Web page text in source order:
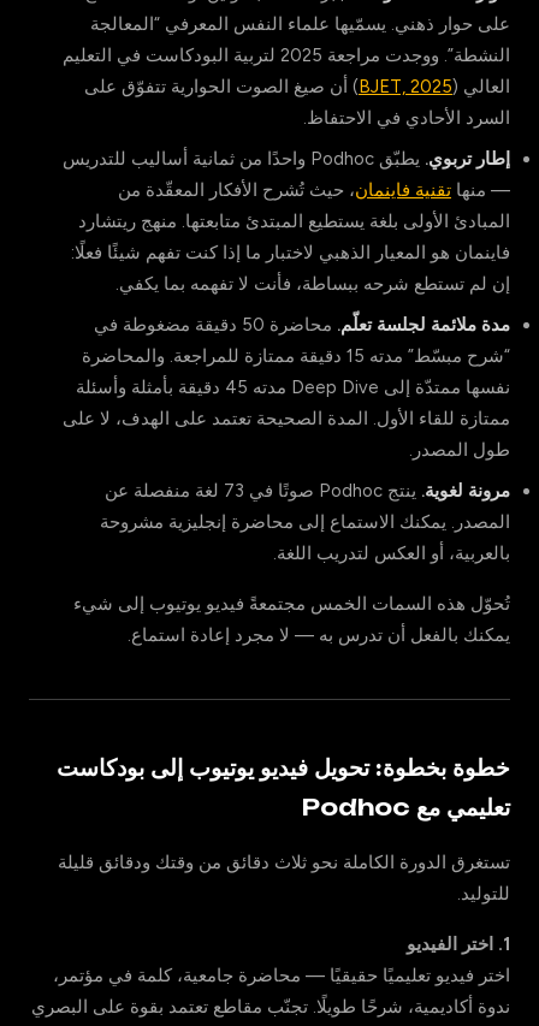
على حوار ذهني. يسمّيها علماء النفس المعرفي “المعالجة
النشطة”. ووجدت مراجعة 2025 لتربية البودكاست في التعليم
العالي (BJET, 2025) أن صيغ الصوت الحوارية تتفوّق على
السرد الأحادي في الاحتفاظ.
إطار تربوي.
يطبّق Podhoc واحدًا من ثمانية أساليب للتدريس
— منها تقنية فاينمان، حيث تُشرح الأفكار المعقّدة من
المبادئ الأولى بلغة يستطيع المبتدئ متابعتها. منهج ريتشارد
فاينمان هو المعيار الذهبي لاختبار ما إذا كنت تفهم شيئًا فعلًا:
إن لم تستطع شرحه ببساطة، فأنت لا تفهمه بما يكفي.
مدة ملائمة لجلسة تعلّم.
محاضرة 50 دقيقة مضغوطة في
“شرح مبسّط” مدته 15 دقيقة ممتازة للمراجعة. والمحاضرة
نفسها ممتدّة إلى Deep Dive مدته 45 دقيقة بأمثلة وأسئلة
ممتازة للقاء الأول. المدة الصحيحة تعتمد على الهدف، لا على
طول المصدر.
مرونة لغوية.
ينتج Podhoc صوتًا في 73 لغة منفصلة عن
المصدر. يمكنك الاستماع إلى محاضرة إنجليزية مشروحة
بالعربية، أو العكس لتدريب اللغة.
تُحوّل هذه السمات الخمس مجتمعةً فيديو يوتيوب إلى شيء
يمكنك بالفعل أن تدرس به — لا مجرد إعادة استماع.
خطوة بخطوة: تحويل فيديو يوتيوب إلى بودكاست
تعليمي مع Podhoc
تستغرق الدورة الكاملة نحو ثلاث دقائق من وقتك ودقائق قليلة
للتوليد.
1. اختر الفيديو
اختر فيديو تعليميًا حقيقيًا — محاضرة جامعية، كلمة في مؤتمر،
ندوة أكاديمية، شرحًا طويلًا. تجنّب مقاطع تعتمد بقوة على البصري